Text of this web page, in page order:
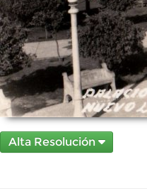
Alta Resolución